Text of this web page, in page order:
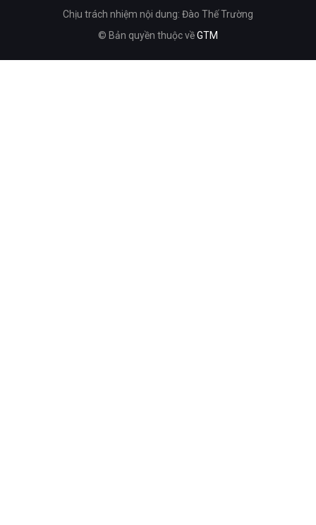
Chịu trách nhiệm nội dung: Đào Thế Trường
© Bản quyền thuộc vềGTM